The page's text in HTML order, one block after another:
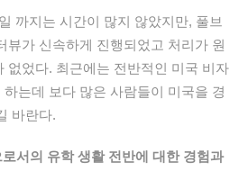
까지는 시간이 많지 않았지만, 풀브
뷰가 신속하게 진행되었고 처리가 원
없었다. 최근에는 전반적인 미국 비자
는데 보다 많은 사람들이 미국을 경
바란다.
서의 유학 생활 전반에 대한 경험과